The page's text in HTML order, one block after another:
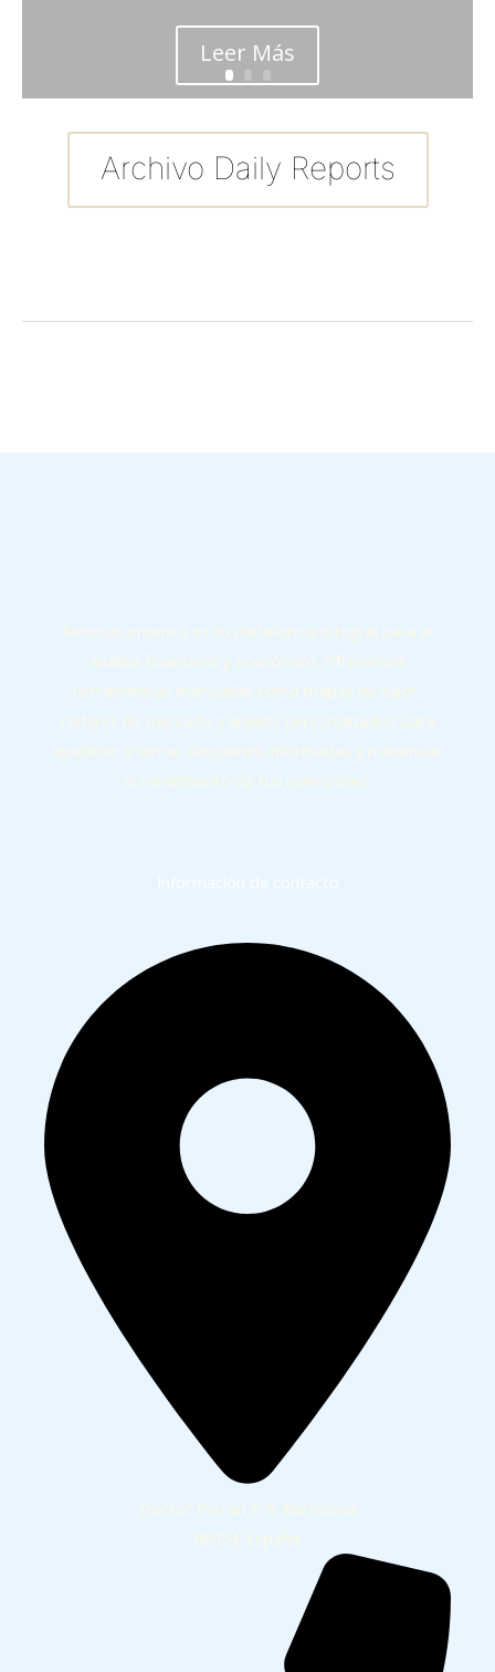
Leer Más
Archivo Daily Reports
Meteoeconomics es tu plataforma integral para el
análisis financiero y económico. Ofrecemos
herramientas avanzadas como mapas de calor,
radares de mercado y análisis personalizados para
ayudarte a tomar decisiones informadas y maximizar
el rendimiento de tus inversiones.
Doctor Ferran 3-5, Barcelona
08034, España.